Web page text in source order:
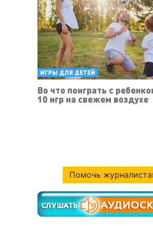
ИГРЫ ДЛЯ ДЕТЕЙ
Во что поиграть с
10 игр на свежем воздухе
Помочь